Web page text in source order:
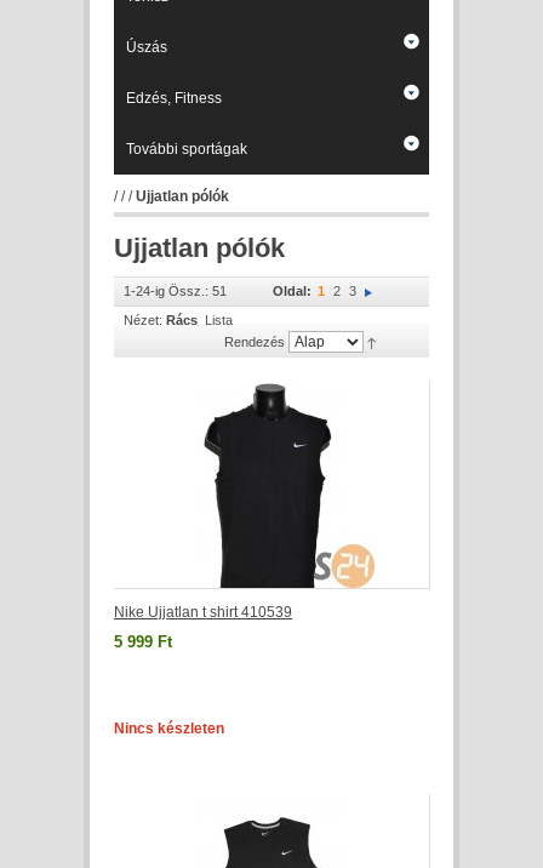
Úszás
Edzés, Fitness
További sportágak
///Ujjatlan pólók
Ujjatlan pólók
1-24-ig Össz.: 51 Oldal: 1 2
3
Nézet: Rács Lista
Rendezés
Nike Ujjatlan t shirt 410539
5 999 Ft
Nincs készleten